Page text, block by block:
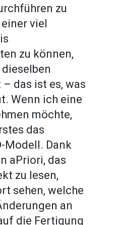
zu
viel
zu können,
das ist es, was
Wenn ich eine
möchte,
das
Modell. Dank
aPriori, das
zu lesen,
sehen, welche
an
die Fertigung